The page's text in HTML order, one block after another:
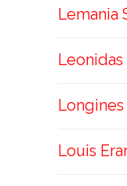
Lemania
Leonidas
Longines
Louis